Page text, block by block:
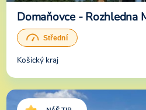
Domaňovce - Rozhledna
Košický kraj